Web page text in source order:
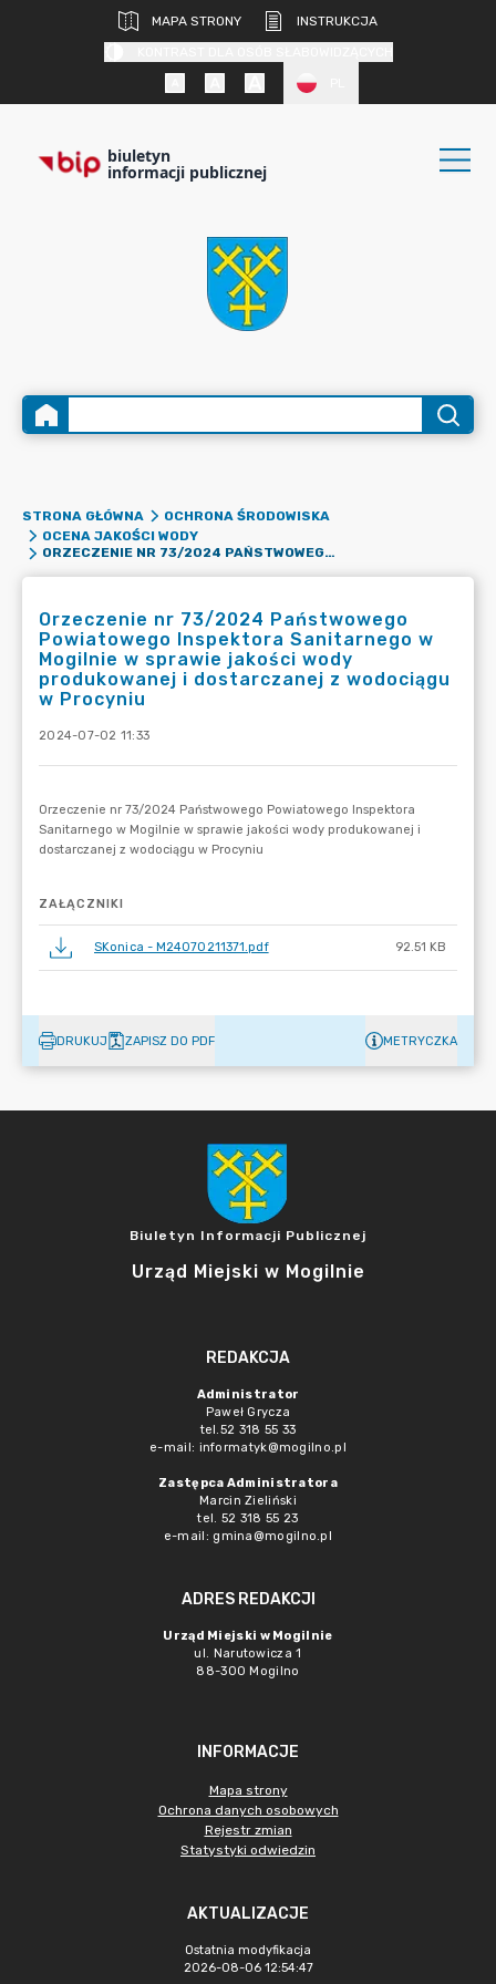
MAPA STRONY
INSTRUKCJA
biuletyn
informacji publicznej
STRONA GŁÓWNA
OCHRONA ŚRODOWISKA
OCENA JAKOŚCI WODY
ORZECZENIE NR 73/2024 PAŃSTWOWEGO POWIATOWEGO INSPEKTORA SANITARNEGO W MOGILNIE W SPRAWIE JAKOŚCI WODY PRODUKOWANEJ I DOSTARCZANEJ Z WODOCIĄGU W PROCYNIU
Orzeczenie nr 73/2024 Państwowego
Powiatowego Inspektora Sanitarnego w
Mogilnie w sprawie jakości wody
produkowanej i dostarczanej z wodociągu
w Procyniu
2024-07-02 11:33
ZAŁĄCZNIKI
SKonica - M24070211371.pdf 92.51 KB
DRUKUJ ZAPISZ DO PDF METRYCZKA
Biuletyn Informacji Publicznej
Urząd Miejski w Mogilnie
REDAKCJA
Administrator
Paweł Grycza
tel.52 318 55 33
e-mail: informatyk@mogilno.pl
Zastępca Administratora
Marcin Zieliński
tel. 52 318 55 23
e-mail: gmina@mogilno.pl
ADRES REDAKCJI
Urząd Miejski w Mogilnie
ul. Narutowicza 1
88-300 Mogilno
INFORMACJE
Mapa strony
Ochrona danych osobowych
Rejestr zmian
Statystyki odwiedzin
AKTUALIZACJE
Ostatnia modyfikacja
2026-08-06 12:54:47